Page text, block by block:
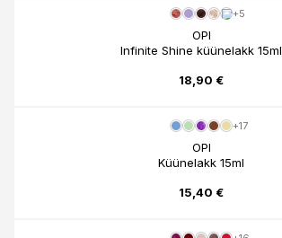
+5
OPI
Infinite Shine küünelakk 15ml
18,90 €
+17
OPI
Küünelakk 15ml
15,40 €